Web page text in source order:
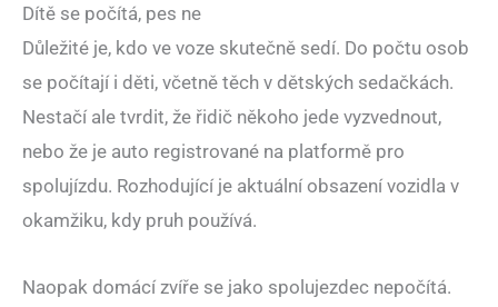
Dítě se počítá, pes ne
Důležité je, kdo ve voze skutečně sedí. Do počtu osob
se počítají i děti, včetně těch v dětských sedačkách.
Nestačí ale tvrdit, že řidič někoho jede vyzvednout,
nebo že je auto registrované na platformě pro
spolujízdu. Rozhodující je aktuální obsazení vozidla v
okamžiku, kdy pruh používá.
Naopak domácí zvíře se jako spolujezdec nepočítá.